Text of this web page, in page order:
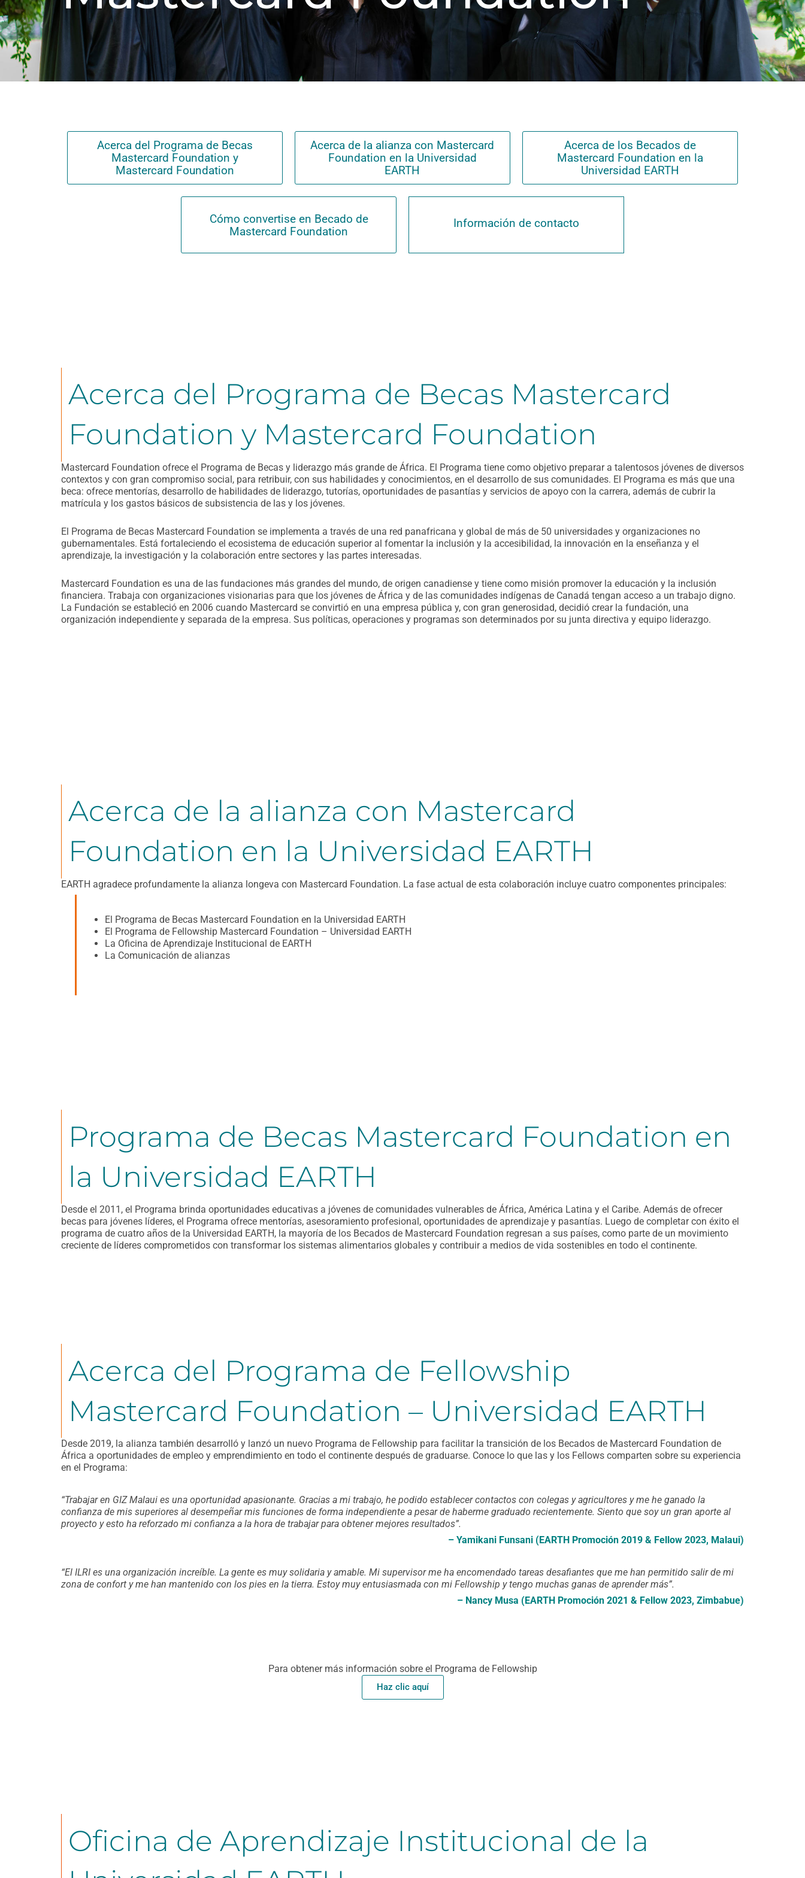
Acerca del Programa de Becas
Mastercard Foundation y
Mastercard Foundation
Acerca de la alianza con Mastercard
Foundation en la Universidad
EARTH
Acerca de los Becados de
Mastercard Foundation en la
Universidad EARTH
Cómo convertise en Becado de
Mastercard Foundation
Información de contacto
Acerca del Programa de Becas Mastercard
Foundation y Mastercard Foundation
Mastercard Foundation ofrece el Programa de Becas y liderazgo más grande de África. El Programa tiene como objetivo preparar a talentosos jóvenes de diversos
contextos y con gran compromiso social, para retribuir, con sus habilidades y conocimientos, en el desarrollo de sus comunidades. El Programa es más que una
beca: ofrece mentorías, desarrollo de habilidades de liderazgo, tutorías, oportunidades de pasantías y servicios de apoyo con la carrera, además de cubrir la
matrícula y los gastos básicos de subsistencia de las y los jóvenes.
El Programa de Becas Mastercard Foundation se implementa a través de una red panafricana y global de más de 50 universidades y organizaciones no
gubernamentales. Está fortaleciendo el ecosistema de educación superior al fomentar la inclusión y la accesibilidad, la innovación en la enseñanza y el
aprendizaje, la investigación y la colaboración entre sectores y las partes interesadas.
Mastercard Foundation es una de las fundaciones más grandes del mundo, de origen canadiense y tiene como misión promover la educación y la inclusión
financiera. Trabaja con organizaciones visionarias para que los jóvenes de África y de las comunidades indígenas de Canadá tengan acceso a un trabajo digno.
La Fundación se estableció en 2006 cuando Mastercard se convirtió en una empresa pública y, con gran generosidad, decidió crear la fundación, una
organización independiente y separada de la empresa. Sus políticas, operaciones y programas son determinados por su junta directiva y equipo liderazgo.
Acerca de la alianza con Mastercard
Foundation en la Universidad EARTH
EARTH agradece profundamente la alianza longeva con Mastercard Foundation. La fase actual de esta colaboración incluye cuatro componentes principales:
El Programa de Becas Mastercard Foundation en la Universidad EARTH
El Programa de Fellowship Mastercard Foundation – Universidad EARTH
La Oficina de Aprendizaje Institucional de EARTH
La Comunicación de alianzas
Programa de Becas Mastercard Foundation en
la Universidad EARTH
Desde el 2011, el Programa brinda oportunidades educativas a jóvenes de comunidades vulnerables de África, América Latina y el Caribe. Además de ofrecer
becas para jóvenes líderes, el Programa ofrece mentorías, asesoramiento profesional, oportunidades de aprendizaje y pasantías. Luego de completar con éxito el
programa de cuatro años de la Universidad EARTH, la mayoría de los Becados de Mastercard Foundation regresan a sus países, como parte de un movimiento
creciente de líderes comprometidos con transformar los sistemas alimentarios globales y contribuir a medios de vida sostenibles en todo el continente.
Acerca del Programa de Fellowship
Mastercard Foundation – Universidad EARTH
Desde 2019, la alianza también desarrolló y lanzó un nuevo Programa de Fellowship para facilitar la transición de los Becados de Mastercard Foundation de
África a oportunidades de empleo y emprendimiento en todo el continente después de graduarse. Conoce lo que las y los Fellows comparten sobre su experiencia
en el Programa:
“Trabajar en GIZ Malaui es una oportunidad apasionante. Gracias a mi trabajo, he podido establecer contactos con colegas y agricultores y me he ganado la
confianza de mis superiores al desempeñar mis funciones de forma independiente a pesar de haberme graduado recientemente. Siento que soy un gran aporte al
proyecto y esto ha reforzado mi confianza a la hora de trabajar para obtener mejores resultados”.
– Yamikani Funsani (EARTH Promoción 2019 & Fellow 2023, Malaui)
“El ILRI es una organización increíble. La gente es muy solidaria y amable. Mi supervisor me ha encomendado tareas desafiantes que me han permitido salir de mi
zona de confort y me han mantenido con los pies en la tierra. Estoy muy entusiasmada con mi Fellowship y tengo muchas ganas de aprender más”.
– Nancy Musa (EARTH Promoción 2021 & Fellow 2023, Zimbabue)
Para obtener más información sobre el Programa de Fellowship
Haz clic aquí
Oficina de Aprendizaje Institucional de la